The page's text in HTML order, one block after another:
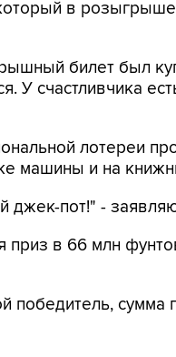
в
билет был
У счастливчика
лотереи
машины и на
джек-пот!" -
в 66 млн
победитель, сумма